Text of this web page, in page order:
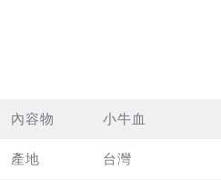
內容物 小牛血
產地 台灣